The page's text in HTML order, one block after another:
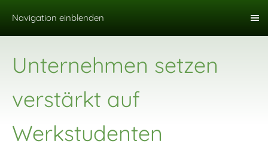
Navigation einblenden
Unternehmen setzen
verstärkt auf
Werkstudenten